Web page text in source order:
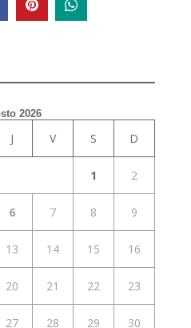
2026
J V S D
1 2
6 7 8 9
13 14 15 16
20 21 22 23
27 28 29 30